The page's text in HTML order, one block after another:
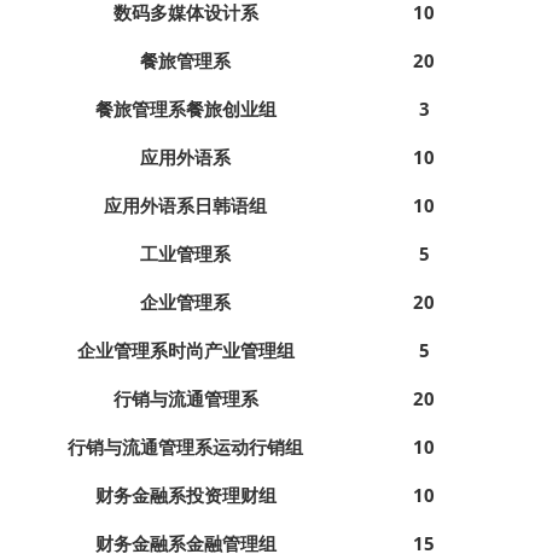
数码多媒体设计系
10
餐旅管理系
20
餐旅管理系餐旅创业组
3
应用外语系
10
应用外语系日韩语组
10
工业管理系
5
企业管理系
20
企业管理系时尚产业管理组
5
行销与流通管理系
20
行销与流通管理系运动行销组
10
财务金融系投资理财组
10
财务金融系金融管理组
15